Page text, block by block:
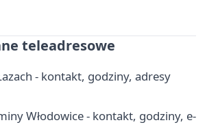
teleadresowe
- kontakt, godziny, adresy
Włodowice - kontakt, godziny, e-